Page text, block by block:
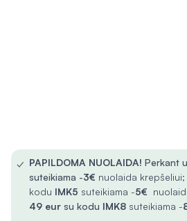
✓ PAPILDOMA NUOLAIDA! Perkant
suteikiama -3€ nuolaida
kodu IMK5 suteikiama -5€
49 eur su kodu IMK8 suteikiama -